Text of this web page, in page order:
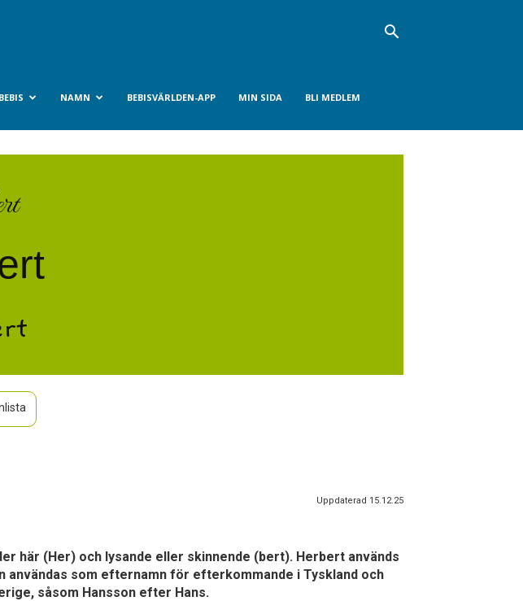
BEBIS NAMN BEBISVÄRLDEN-APP MIN SIDA BLI MEDLEM
Uppdaterad 15.12.25
här (Her) och lysande eller skinnende (bert). Herbert används
som efternamn för efterkommande i Tyskland och
såsom Hansson efter Hans.